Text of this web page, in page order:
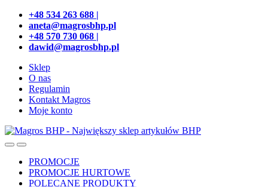
Przejdź
nawigacji
Przeskocz
treści
+48 534 263 688 |
aneta@magrosbhp.pl
+48 570 730 068 |
dawid@magrosbhp.pl
Sklep
O nas
Regulamin
Kontakt Magros
Moje konto
PROMOCJE
PROMOCJE HURTOWE
POLECANE PRODUKTY